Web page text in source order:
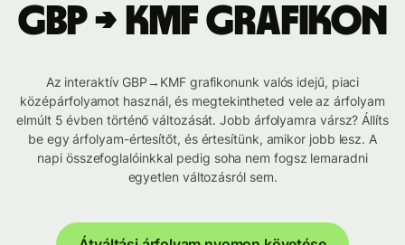
GBP → KMF grafikon
Az interaktív GBP→KMF grafikonunk valós idejű, piaci
középárfolyamot használ, és megtekintheted vele az árfolyam
elmúlt 5 évben történő változását. Jobb árfolyamra vársz? Állíts
be egy árfolyam-értesítőt, és értesítünk, amikor jobb lesz. A
napi összefoglalóinkkal pedig soha nem fogsz lemaradni
egyetlen változásról sem.